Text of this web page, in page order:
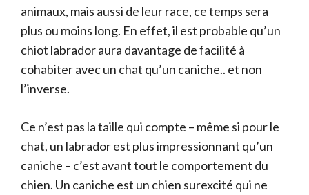
animaux, mais aussi de leur race, ce temps sera
plus ou moins long. En effet, il est probable qu’un
chiot labrador aura davantage de facilité à
cohabiter avec un chat qu’un caniche.. et non
l’inverse.
Ce n’est pas la taille qui compte – même si pour le
chat, un labrador est plus impressionnant qu’un
caniche – c’est avant tout le comportement du
chien. Un caniche est un chien surexcité qui ne